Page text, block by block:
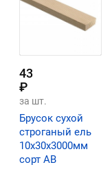
43
₽
за шт.
Брусок сухой
строганый ель
10х30х3000мм
сорт АВ